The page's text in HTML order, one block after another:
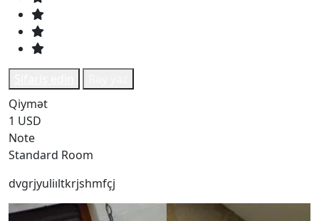
Qiymət
1 USD
Note
Standard Room
dvgrjyuliıltkrjshmfçj